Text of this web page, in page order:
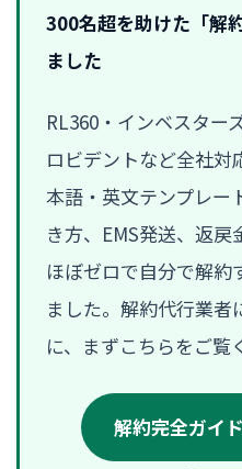
300名超を助けた「解
ました
RL360・インベスター
ロビデントなど全社対
本語・英文テンプレー
き方、EMS発送、返
ほぼゼロで自分で解約
ました。解約代行業者
に、まずこちらをご覧
解約完全ガイ